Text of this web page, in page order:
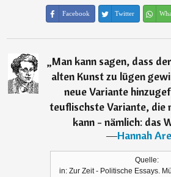
Facebook Twitter
„Man kann sagen, dass
alten Kunst zu lügen
neue Variante
teuflischste Variante, die
kann - nämlich: das
―Hannah
Quelle:
in: Zur Zeit - Politische Essays.